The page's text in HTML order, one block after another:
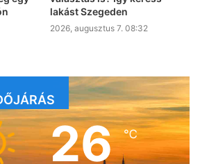
lakást Szegeden
2026, augusztus 7. 08:32
26℃